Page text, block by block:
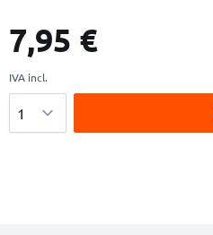
7,95 €
IVA incl.